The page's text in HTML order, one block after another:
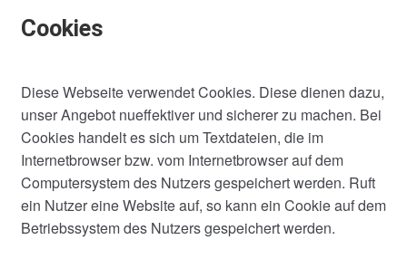
Cookies
Diese Webseite verwendet Cookies. Diese dienen dazu,
unser Angebot nueffektiver und sicherer zu machen. Bei
Cookies handelt es sich um Textdateien, die im
Internetbrowser bzw. vom Internetbrowser auf dem
Computersystem des Nutzers gespeichert werden. Ruft
ein Nutzer eine Website auf, so kann ein Cookie auf dem
Betriebssystem des Nutzers gespeichert werden.